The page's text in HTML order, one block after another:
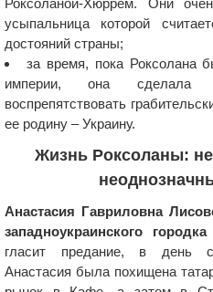
Роксоланой-Хюррем. Они
усыпальница которой
достояний страны;
за время, пока Роксолана
империи, она сделала
воспрепятствовать
ее родину – Украину.
Жизнь Роксоланы:
Анастасия Гавриловна
западноукраинского
гласит предание, в день
Анастасия была похищена